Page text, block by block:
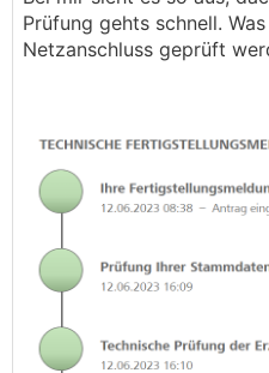
Prüfung gehts schnell.
Netzanschluss geprüft